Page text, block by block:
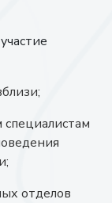
отделов